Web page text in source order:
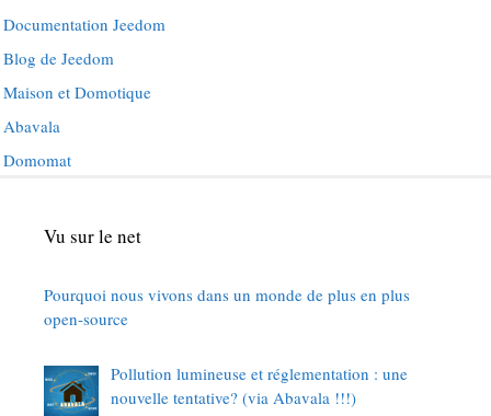
Documentation Jeedom
Blog de Jeedom
Maison et Domotique
Abavala
Domomat
Vu sur le net
Pourquoi nous vivons dans un monde de plus en plus
open-source
Pollution lumineuse et réglementation : une
nouvelle tentative? (via Abavala !!!)